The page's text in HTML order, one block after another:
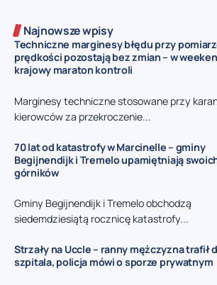
Najnowsze wpisy
Techniczne marginesy błędu przy
prędkości pozostają bez zmian – w
krajowy maraton kontroli
Marginesy techniczne stosowane przy
kierowców za przekroczenie...
70 lat od katastrofy w Marcinelle – gminy
Begijnendijk i Tremelo upamiętniają
górników
Gminy Begijnendijk i Tremelo obchodzą
siedemdziesiątą rocznicę katastrofy...
Strzały na Uccle – ranny mężczyzna trafił
szpitala, policja mówi o sporze prywatnym